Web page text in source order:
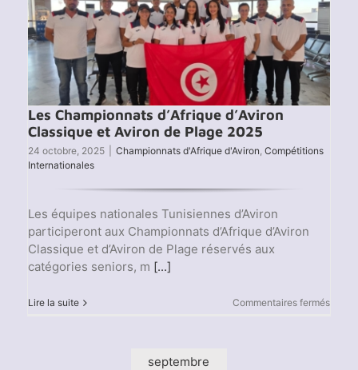
Les Championnats d’Afrique d’Aviron
Classique et Aviron de Plage 2025
24 octobre, 2025 Championnats d'Afrique d'Aviron, Compétitions
Internationales
Les équipes nationales Tunisiennes d’Aviron
participeront aux Championnats d’Afrique d’Aviron
Classique et d’Aviron de Plage réservés aux
catégories seniors, m [...]
Lire la suite Commentaires ferméssur
septembre